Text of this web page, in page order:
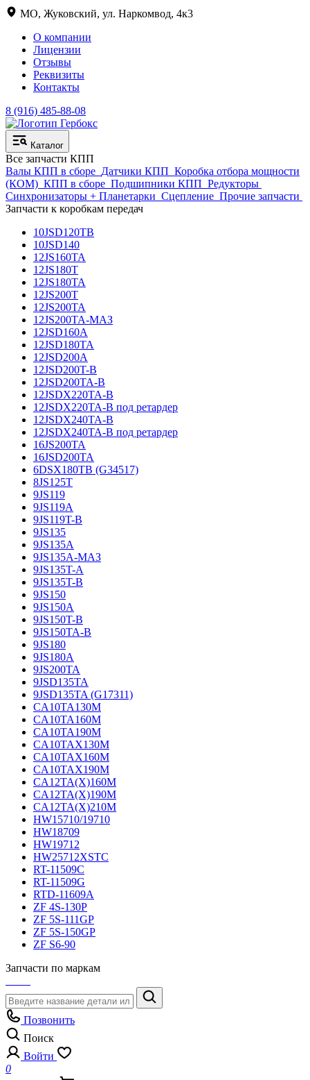
МО, Жуковский, ул. Наркомвод, 4к3
О компании
Лицензии
Отзывы
Реквизиты
Контакты
8 (916) 485-88-08
Каталог
Все запчасти КПП
Валы КПП в сборе Датчики КПП Коробка отбора мощности
(КОМ) КПП в сборе Подшипники КПП Редукторы
Синхронизаторы + Планетарки Сцепление Прочие запчасти
Запчасти к коробкам передач
10JSD120TB
10JSD140
12JS160TA
12JS180T
12JS180TA
12JS200T
12JS200TA
12JS200TA-МАЗ
12JSD160A
12JSD180TA
12JSD200A
12JSD200T-B
12JSD200TA-B
12JSDX220TA-B
12JSDX220TA-B под ретардер
12JSDX240TA-B
12JSDX240TA-B под ретардер
16JS200TA
16JSD200TA
6DSX180TB (G34517)
8JS125T
9JS119
9JS119A
9JS119T-B
9JS135
9JS135A
9JS135A-МАЗ
9JS135T-A
9JS135T-B
9JS150
9JS150A
9JS150T-B
9JS150TA-B
9JS180
9JS180A
9JS200TA
9JSD135TA
9JSD135TA (G17311)
CA10TA130M
CA10TA160M
CA10TA190M
CA10TAX130M
CA10TAX160M
CA10TAX190M
CA12TA(X)160M
CA12TA(X)190M
CA12TA(X)210M
HW15710/19710
HW18709
HW19712
HW25712XSTC
RT-11509C
RT-11509G
RTD-11609A
ZF 4S-130P
ZF 5S-111GP
ZF 5S-150GP
ZF S6-90
Запчасти по маркам
Позвонить
Поиск
Войти
0